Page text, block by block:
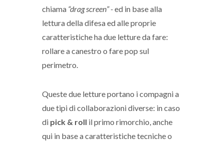
chiama “drag screen” -ed in base alla
lettura della difesa ed alle proprie
caratteristiche ha due letture da fare:
rollare a canestro o fare pop sul
perimetro.
Queste due letture portano i compagni a
due tipi di collaborazioni diverse: in caso
di pick & roll il primo rimorchio, anche
qui in base a caratteristiche tecniche o